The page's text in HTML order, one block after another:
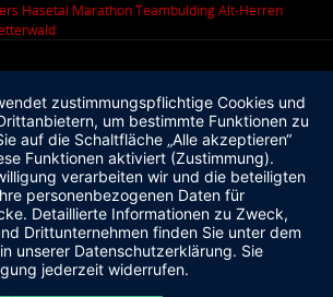
Hasetal MarathonTeambuldingAlt-Herren
zustimmungspflichtige Cookies und
um bestimmte Funktionen zu
auf die Schaltfläche „Alle akzeptieren“
Funktionen aktiviert (Zustimmung).
verarbeiten wir und die beteiligten
personenbezogenen Daten für
Detaillierte Informationen zu Zweck,
Drittunternehmen finden Sie unter dem
unserer Datenschutzerklärung. Sie
jederzeit widerrufen.